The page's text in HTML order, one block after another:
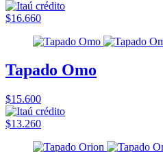
$16.660
Tapado Omo
$15.600
$13.260